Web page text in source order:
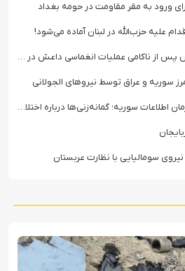
ورود به مقر مقاومت در حومه بغداد
علیه حزب‌الله در لبنان آماده می‌شود!
از ناکامی عملیات انغماسی داعش در رقه
سوریه و عراق توسط نیروهای الجولانی
سوریه؛ گمانه‌زنی‌ها درباره اختلافات در ساختار امنیتی